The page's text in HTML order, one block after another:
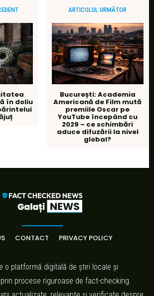
în doliu
ARTICOLUL URMĂTOR
București: Academia
Americană de Film mută
premiile Oscar pe
YouTube începând cu
2029 – ce schimbări
aduce difuzării la nivel
global?
CONTACT PRIVACY POLICY
o platformă digitală de știri locale și
procese riguroase de fact-checking.